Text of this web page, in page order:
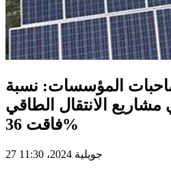
المؤسسات: نسبة
مشاريع الانتقال الطاقي
فاقت 36%
27 جويلية 2024، 11:30